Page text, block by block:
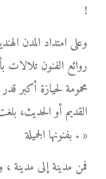
!
وعلى امتداد المدن
روائع الفنون تلالات
محمومة لحيازة أكبر
القديم أو الحديث،
بفنونها الجميلة . »
فمن مدينة إلى مدينة